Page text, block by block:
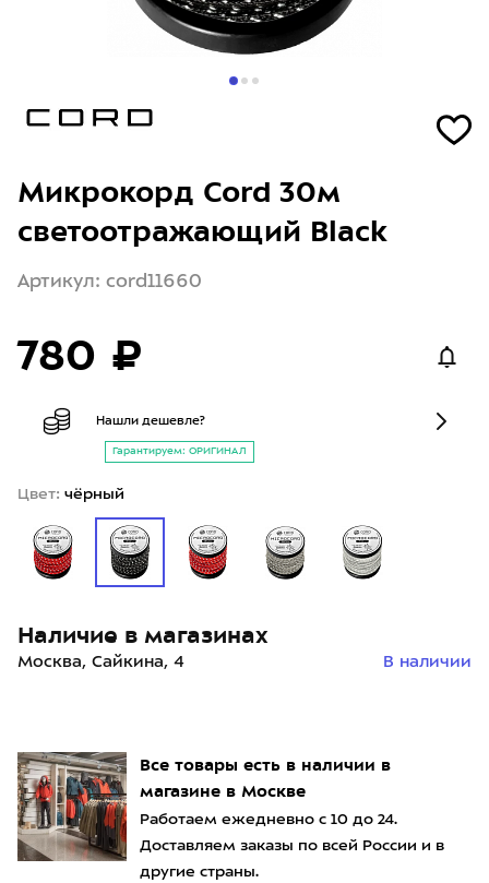
Все товары есть в наличии в
магазине в Москве
Работаем ежедневно с 10 до 24.
Доставляем заказы по всей России и в
другие страны.
Микрокорд Cord 30м
светоотражающий Black
Артикул: cord11660
780 ₽
Нашли дешевле?
Гарантируем: ОРИГИНАЛ
Цвет: чёрный
Наличие в магазинах
Москва, Сайкина, 4 В наличии